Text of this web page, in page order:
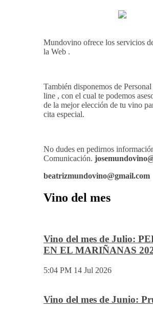
Mundovino ofrece los servicios
la Web .
También disponemos de
line , con el cual te podemos
de la mejor elección de tu vino
cita especial.
No dudes en pedirnos
Comunicación.
beatrizmundovino@gmail.com
Vino del mes
Vino del mes de Julio:
EN EL MARIÑANAS
5:04 PM 14 Jul 2026
Vino del mes de Junio: